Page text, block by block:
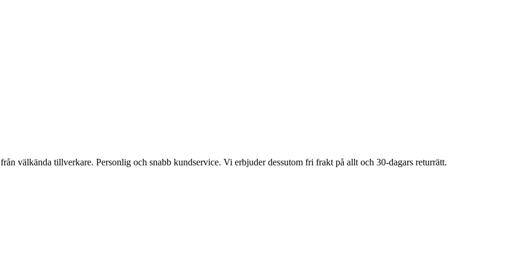
från välkända tillverkare. Personlig och snabb kundservice. Vi erbjuder dessutom fri frakt på allt och 30-dagars returrätt.